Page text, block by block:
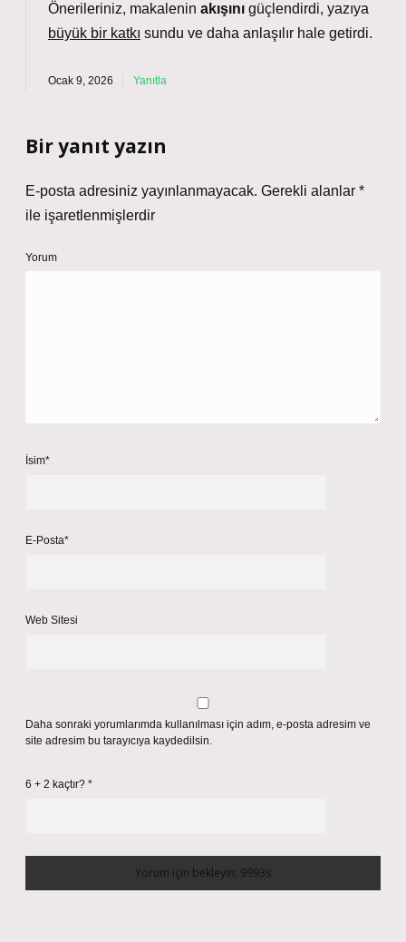
Önerileriniz, makalenin akışını güçlendirdi, yazıya
büyük bir katkı sundu ve daha anlaşılır hale getirdi.
Ocak 9, 2026 Yanıtla
Bir yanıt yazın
E-posta adresiniz yayınlanmayacak. Gerekli alanlar *
ile işaretlenmişlerdir
Yorum
İsim*
E-Posta*
Web Sitesi
Daha sonraki yorumlarımda kullanılması için adım, e-posta adresim ve
site adresim bu tarayıcıya kaydedilsin.
6 + 2 kaçtır? *